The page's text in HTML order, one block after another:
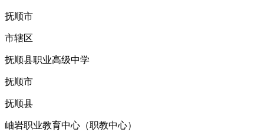
抚顺市
市辖区
抚顺县职业高级中学
抚顺市
抚顺县
岫岩职业教育中心（职教中心）